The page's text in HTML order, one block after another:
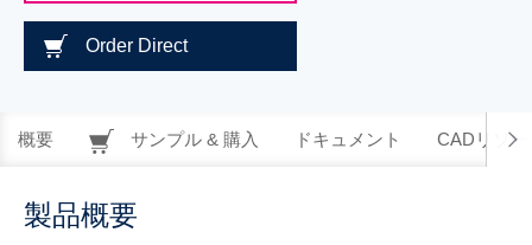
Order Direct
概要 サンプル & 購入 ドキュメント CADリソー
製品概要